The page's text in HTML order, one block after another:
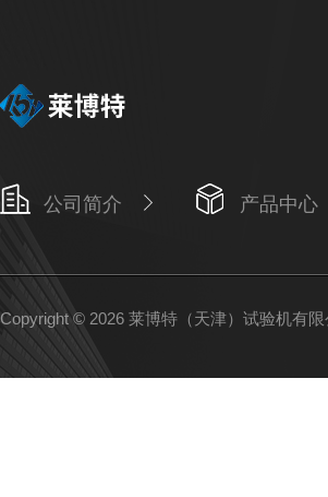
公司简介 产品中心
Copyright © 2026 莱博特（天津）试验机有